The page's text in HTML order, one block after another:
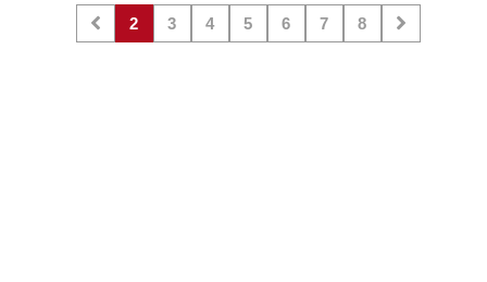
2 3 4 5 6 7 8